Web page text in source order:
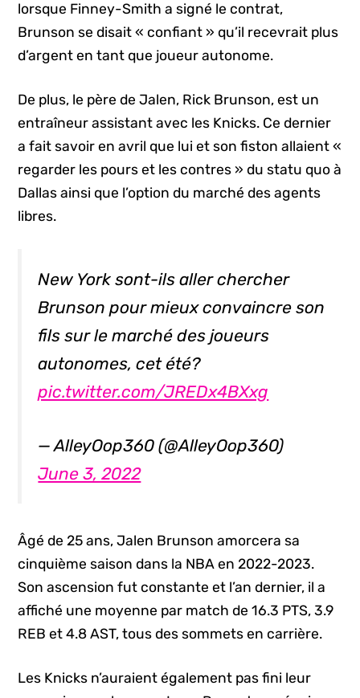
lorsque Finney-Smith a signé le contrat,
Brunson se disait « confiant » qu’il recevrait plus
d’argent en tant que joueur autonome.
De plus, le père de Jalen, Rick Brunson, est un
entraîneur assistant avec les Knicks. Ce dernier
a fait savoir en avril que lui et son fiston allaient «
regarder les pours et les contres » du statu quo à
Dallas ainsi que l’option du marché des agents
libres.
New York sont-ils aller chercher
Brunson pour mieux convaincre son
fils sur le marché des joueurs
autonomes, cet été?
pic.twitter.com/JREDx4BXxg
— AlleyOop360 (@AlleyOop360)
June 3, 2022
Âgé de 25 ans, Jalen Brunson amorcera sa
cinquième saison dans la NBA en 2022-2023.
Son ascension fut constante et l’an dernier, il a
affiché une moyenne par match de 16.3 PTS, 3.9
REB et 4.8 AST, tous des sommets en carrière.
Les Knicks n’auraient également pas fini leur